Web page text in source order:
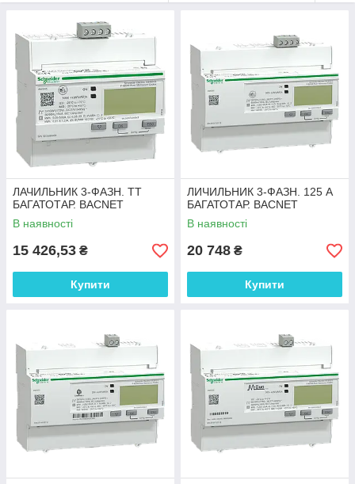
ЛАЧИЛЬНИК 3-ФАЗН. ТТ
БАГАТОТАР. BACNET
В наявності
15 426,53 ₴
Купити
ЛИЧИЛЬНИК 3-ФАЗН. 125 А
БАГАТОТАР. BACNET
В наявності
20 748 ₴
Купити